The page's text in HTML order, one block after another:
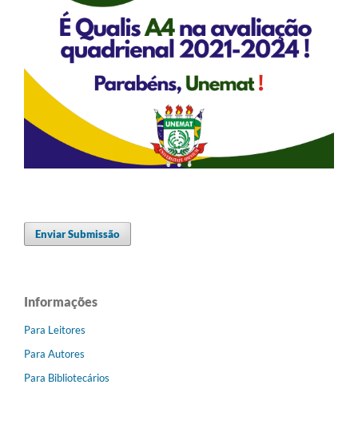
Enviar Submissão
Informações
Para Leitores
Para Autores
Para Bibliotecários